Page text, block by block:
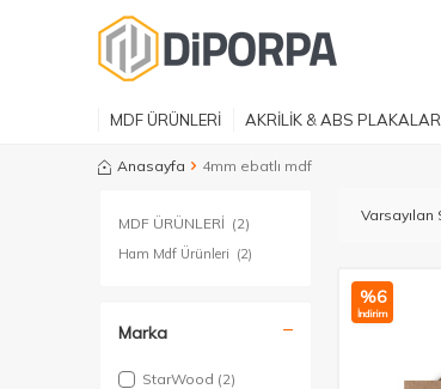
MDF ÜRÜNLERİ AKRİLİK & ABS PLAKALAR
Anasayfa 4mm ebatlı mdf
MDF ÜRÜNLERİ (2)
Ham Mdf Ürünleri (2)
Marka
StarWood (2)
%6
İndirim